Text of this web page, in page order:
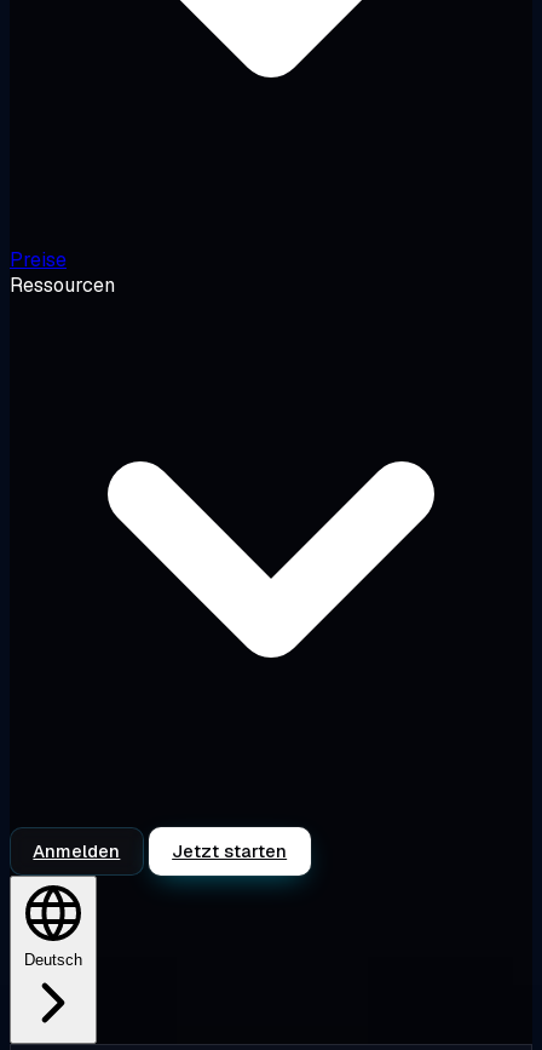
Preise
Ressourcen
Anmelden Jetzt starten
Deutsch